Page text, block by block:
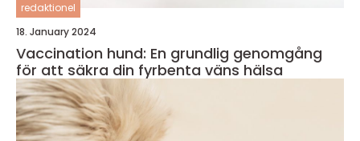
redaktionel
18. January 2024
Vaccination hund: En grundlig genomgång
för att säkra din fyrbenta väns hälsa